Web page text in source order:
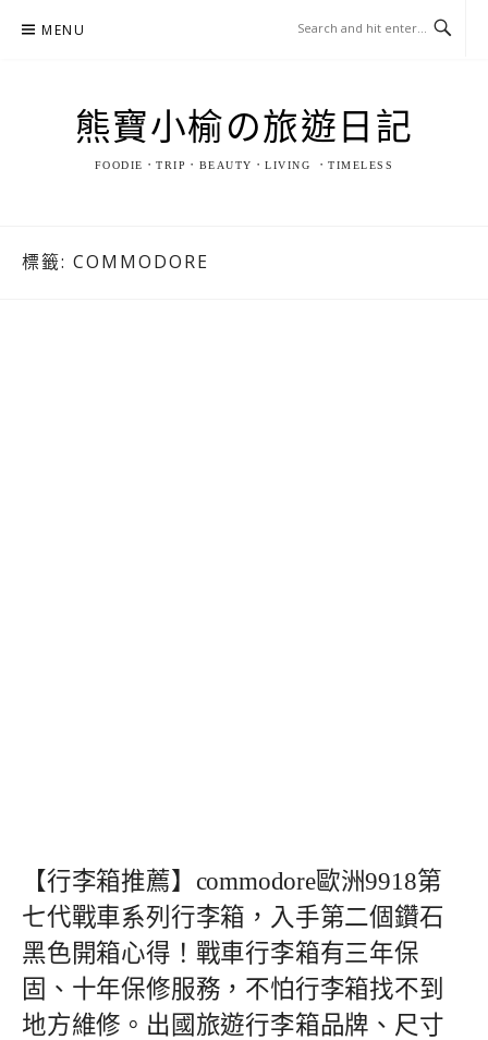
MENU
熊寶小榆の旅遊日記
FOODIE．TRIP．BEAUTY．LIVING ．TIMELESS
標籤: COMMODORE
【行李箱推薦】commodore歐洲9918第
七代戰車系列行李箱，入手第二個鑽石
黑色開箱心得！戰車行李箱有三年保
固、十年保修服務，不怕行李箱找不到
地方維修。出國旅遊行李箱品牌、尺寸